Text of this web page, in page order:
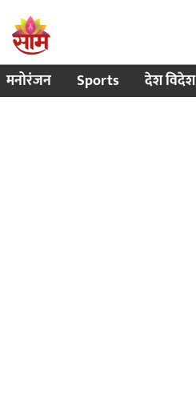
मनोरंजन Sports देश विदेश